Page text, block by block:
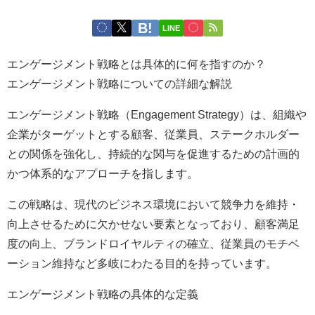
LINE
エンゲージメント戦略とは具体的に何を指すのか？
エンゲージメント戦略についての詳細な解説
エンゲージメント戦略（Engagement Strategy）は、組織や
企業がターゲットとする顧客、従業員、ステークホルダー
との関係を強化し、持続的な関与を促進するための計画的
かつ体系的なアプローチを指します。
この戦略は、現代のビジネス環境において競争力を維持・
向上させるために欠かせない要素となっており、顧客満足
度の向上、ブランドロイヤルティの確立、従業員のモチベ
ーション維持など多岐にわたる目的を持っています。
エンゲージメント戦略の具体的な定義